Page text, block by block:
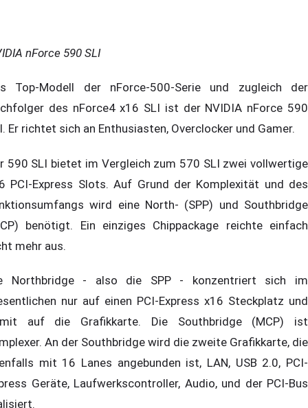
nForce 590 SLI
Top-Modell der nForce-500-Serie und zugleich der
des nForce4 x16 SLI ist der NVIDIA nForce 590
Er richtet sich an Enthusiasten, Overclocker und Gamer.
590 SLI bietet im Vergleich zum 570 SLI zwei vollwertige
PCI-Express Slots. Auf Grund der Komplexität und des
wird eine North- (SPP) und Southbridge
benötigt. Ein einziges Chippackage reichte einfach
mehr aus.
Northbridge - also die SPP - konzentriert sich im
nur auf einen PCI-Express x16 Steckplatz und
auf die Grafikkarte. Die Southbridge (MCP) ist
An der Southbridge wird die zweite Grafikkarte, die
mit 16 Lanes angebunden ist, LAN, USB 2.0, PCI-
Geräte, Laufwerkscontroller, Audio, und der PCI-Bus